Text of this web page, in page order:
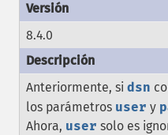
8.4.0
Anteriormente, si dsn
los parámetros user y
Ahora, user solo es